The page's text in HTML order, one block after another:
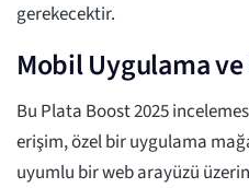
gerekecektir.
Mobil Uygulama
Bu Plata Boost 2025
erişim, özel bir uygulama
uyumlu bir web arayüzü